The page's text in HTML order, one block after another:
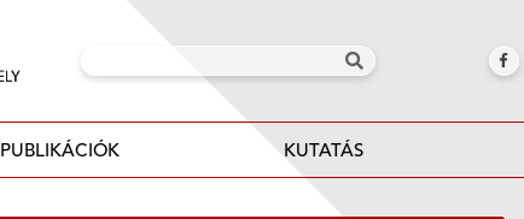
PUBLIKÁCIÓK KUTATÁS